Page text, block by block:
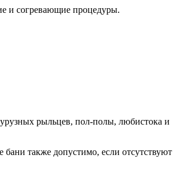
и согревающие процедуры.
рыльцев, пол-полы, любистока и
также допустимо, если отсутствуют